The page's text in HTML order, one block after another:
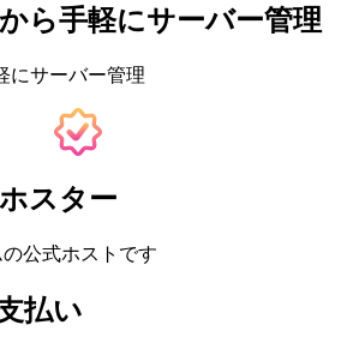
ら手軽にサーバー管理
にサーバー管理
スター
公式ホストです
払い